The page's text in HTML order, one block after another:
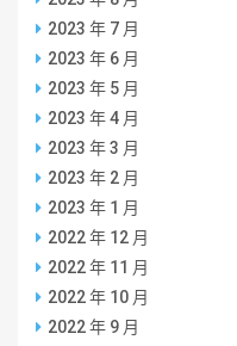
2023 年 7 月
2023 年 6 月
2023 年 5 月
2023 年 4 月
2023 年 3 月
2023 年 2 月
2023 年 1 月
2022 年 12 月
2022 年 11 月
2022 年 10 月
2022 年 9 月